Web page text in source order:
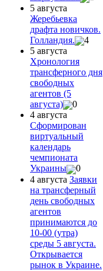
5 августа
Жеребьевка
драфта новичков.
Голландия.
4
5 августа
Хронология
трансферного дня
свободных
агентов (5
августа)
0
4 августа
Сформирован
виртуальный
календарь
чемпионата
Украины
0
4 августа Заявки
на трансферный
день свободных
агентов
принимаются до
10-00 (утра)
среды 5 августа.
Открывается
рынок в Украине.